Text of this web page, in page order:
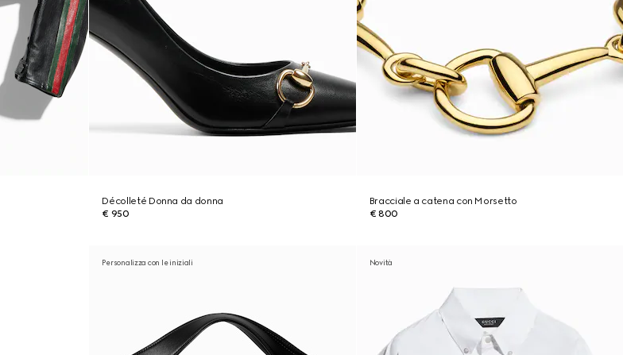
Décolleté Donna da donna
€ 950
Bracciale a catena con Morsetto
€ 800
Personalizza con le iniziali Novità